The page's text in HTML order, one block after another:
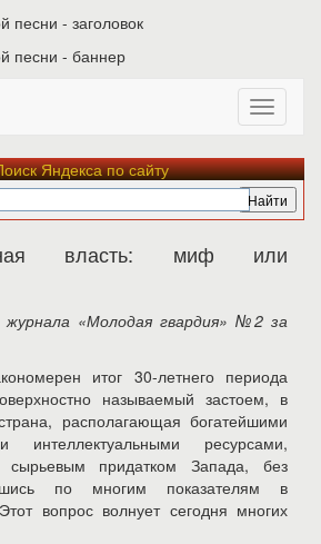
Яндекса по сайту
власть: миф или
журнала «Молодая гвардия» №2 за
итог 30-летнего периода
называемый застоем, в
располагающая богатейшими
интеллектуальными ресурсами,
сырьевым придатком Запада, без
по многим показателям в
вопрос волнует сегодня многих